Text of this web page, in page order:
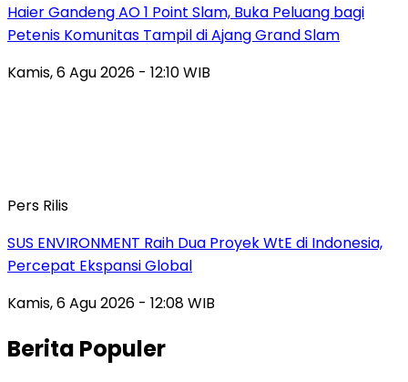
Haier Gandeng AO 1 Point Slam, Buka Peluang bagi
Petenis Komunitas Tampil di Ajang Grand Slam
Kamis, 6 Agu 2026 - 12:10 WIB
Pers Rilis
SUS ENVIRONMENT Raih Dua Proyek WtE di Indonesia,
Percepat Ekspansi Global
Kamis, 6 Agu 2026 - 12:08 WIB
Berita Populer